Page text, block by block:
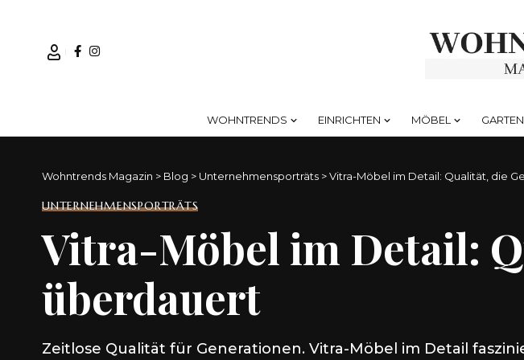
WOHNTRENDS EINRICHTEN MÖBEL GARTEN
Wohntrends Magazin > Blog > Unternehmensporträts >Vitra-Möbel im Detail: Qualität, die
UNTERNEHMENSPORTRÄTS
Vitra-Möbel im Detail:
überdauert
Zeitlose Qualität für Generationen. Vitra-Möbel im Detail